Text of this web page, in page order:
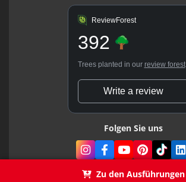
Zu den Ausführungen
ReviewForest
392
Trees planted in our review forest.
Write a review
Folgen Sie uns